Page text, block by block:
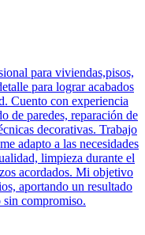
para viviendas,pisos,
para lograr acabados
Cuento con experiencia
de paredes, reparación de
decorativas. Trabajo
adapto a las necesidades
limpieza durante el
acordados. Mi objetivo
aportando un resultado
sin compromiso.